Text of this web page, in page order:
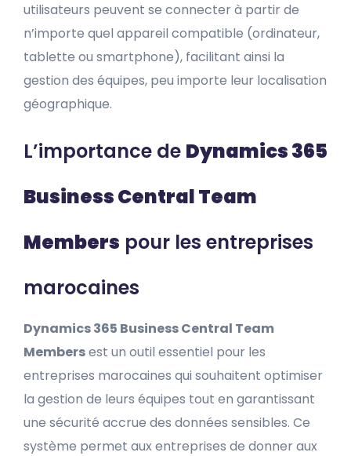
utilisateurs peuvent se connecter à partir de
n’importe quel appareil compatible (ordinateur,
tablette ou smartphone), facilitant ainsi la
gestion des équipes, peu importe leur localisation
géographique.
L’importance de Dynamics 365
Business Central Team
Members pour les entreprises
marocaines
Dynamics 365 Business Central Team
Membersest un outil essentiel pour les
entreprises marocaines qui souhaitent optimiser
la gestion de leurs équipes tout en garantissant
une sécurité accrue des données sensibles. Ce
système permet aux entreprises de donner aux